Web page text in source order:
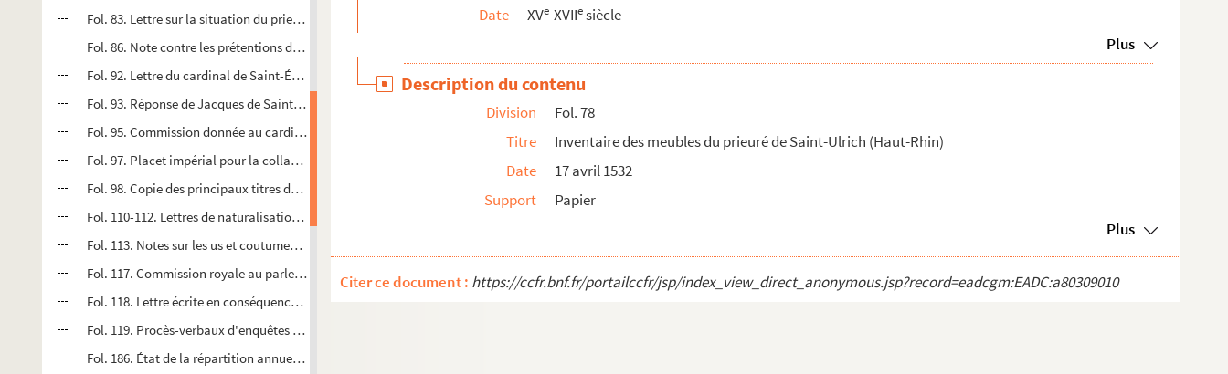
Fol. 83. Lettre sur la situation du prieuré de Mesirey-en-Ferrette, dont Charles Bonvalot était titulaire
Fol. 86. Note contre les prétentions de Pierre Besançon sur le prieuré de Saint-Vincent d'Ilay (Jura)
Fol. 92. Lettre du cardinal de Saint-Étienne au sujet de la collation du prieuré d'Arbois à Jean de Montfort ...
Fol. 93. Réponse de Jacques de Saint-Mauris ; Besançon, 17 septembre 1584
Fol. 95. Commission donnée au cardinal de Granvelle et au chanoine Humbert de la Tour-Saint-Quentin, de Besan...
Fol. 97. Placet impérial pour la collation éventuelle d'un bénéfice ecclésiastique à Étienne Perrenelle, de C...
Fol. 98. Copie des principaux titres du chapitre de Notre-Dame de Dole
Fol. 110-112. Lettres de naturalisation accordée par le roi de France Henri II au chanoine Pierre Cochon, de Polig...
Fol. 113. Notes sur les us et coutumes des Tiercelines de Salins
Fol. 117. Commission royale au parlement de Franche-Comté, pour l'inspection des établissements religieux de c...
Fol. 118. Lettre écrite en conséquence à Jacques de Saint-Mauris, titulaire du prieuré de Saint-Renobert
Fol. 119. Procès-verbaux d'enquêtes faites d'autorité du Parlement, sur l'état des abbayes de la Charité, de T...
Fol. 186. État de la répartition annuelle des revenus de l'abbaye d'Acey, par l'abbé commendataire François de...
Date
XVe-XVIIesiècle
Plus
Description du contenu
Division
Fol. 78
Titre
Inventaire des meubles du prieuré de Saint-Ulrich (Haut-Rhin)
Date
17 avril 1532
Support
Papier
Plus
Citer ce document : https://ccfr.bnf.fr/portailccfr/jsp/index_view_direct_anonymous.jsp?record=eadcgm:EADC:a80309010